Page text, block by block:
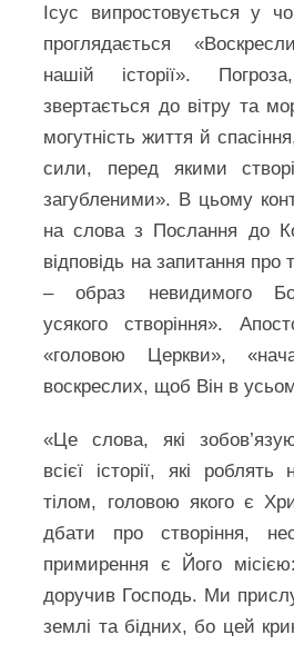
Ісус випростовується у
проглядається
нашій історії».
звертається до вітру та
могутність життя й
сили, перед якими
загубленими». В цьому
на слова з Послання до
відповідь на запитання про
– образ невидимого
усякого створіння».
«головою Церкви»,
воскреслих, щоб Він в
«Це слова, які
всієї історії, які
тілом, головою якого є
дбати про створіння,
примирення є Його
доручив Господь. Ми
землі та бідних, бо цей